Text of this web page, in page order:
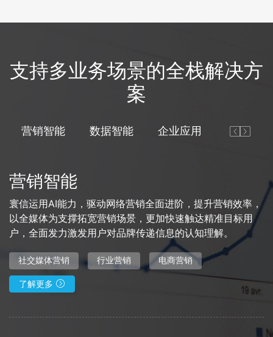
支持多业务场景的全栈解决方
案
营销智能 数据智能 企业应用  
Next
营销智能
寰信运用AI能力，驱动网络营销全面进阶，提升营销效率，
以全媒体为支撑拓宽营销场景，更加快速触达精准目标用
户，全面发力激发用户对品牌传递信息的认知理解。
社交媒体营销 行业营销 电商营销
了解更多 